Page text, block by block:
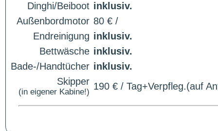
Dinghi/Beiboot inklusiv.
Außenbordmotor 80 € /
Endreinigung inklusiv.
Bettwäsche inklusiv.
Bade-/Handtücher inklusiv.
Skipper
(in eigener Kabine!)
190 € / Tag+Verpfleg.(auf